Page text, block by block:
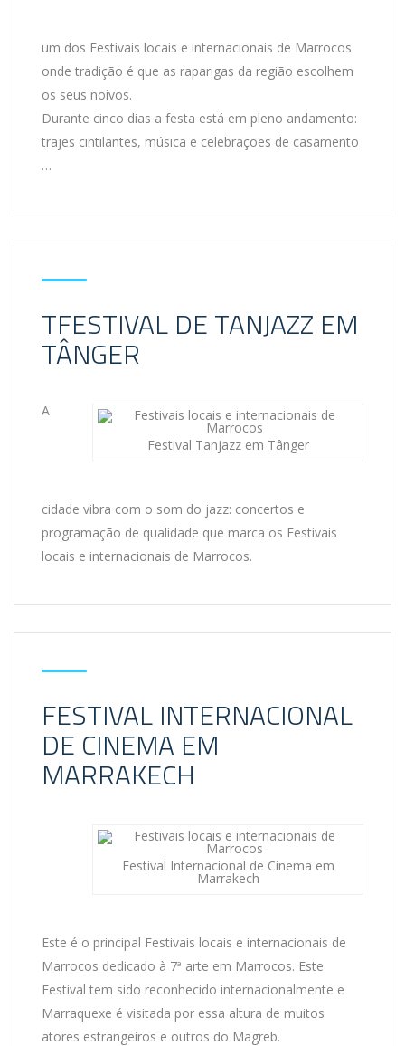
um dos Festivais locais e internacionais de Marrocos
onde tradição é que as raparigas da região escolhem
os seus noivos.
Durante cinco dias a festa está em pleno andamento:
trajes cintilantes, música e celebrações de casamento
…
TFESTIVAL DE TANJAZZ EM
TÂNGER
Festival Tanjazz em Tânger
A
cidade vibra com o som do jazz: concertos e
programação de qualidade que marca os Festivais
locais e internacionais de Marrocos.
FESTIVAL INTERNACIONAL
DE CINEMA EM
MARRAKECH
Festival Internacional de Cinema em
Marrakech
Este é o principal Festivais locais e internacionais de
Marrocos dedicado à 7ª arte em Marrocos. Este
Festival tem sido reconhecido internacionalmente e
Marraquexe é visitada por essa altura de muitos
atores estrangeiros e outros do Magreb.